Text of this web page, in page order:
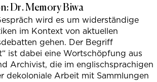
Dr. Memory Biwa
wird es um widerständige
im Kontext von aktuellen
gehen. Der Begriff
ist dabei eine Wortschöpfung aus
Archivist, die im englischsprachigen
dekoloniale Arbeit mit Sammlungen